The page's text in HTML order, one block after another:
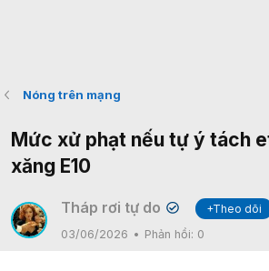
Nóng trên mạng
Mức xử phạt nếu tự ý tách
xăng E10
Tháp rơi tự do ✔
+Theo dõi
03/06/2026
Phản hồi: 0